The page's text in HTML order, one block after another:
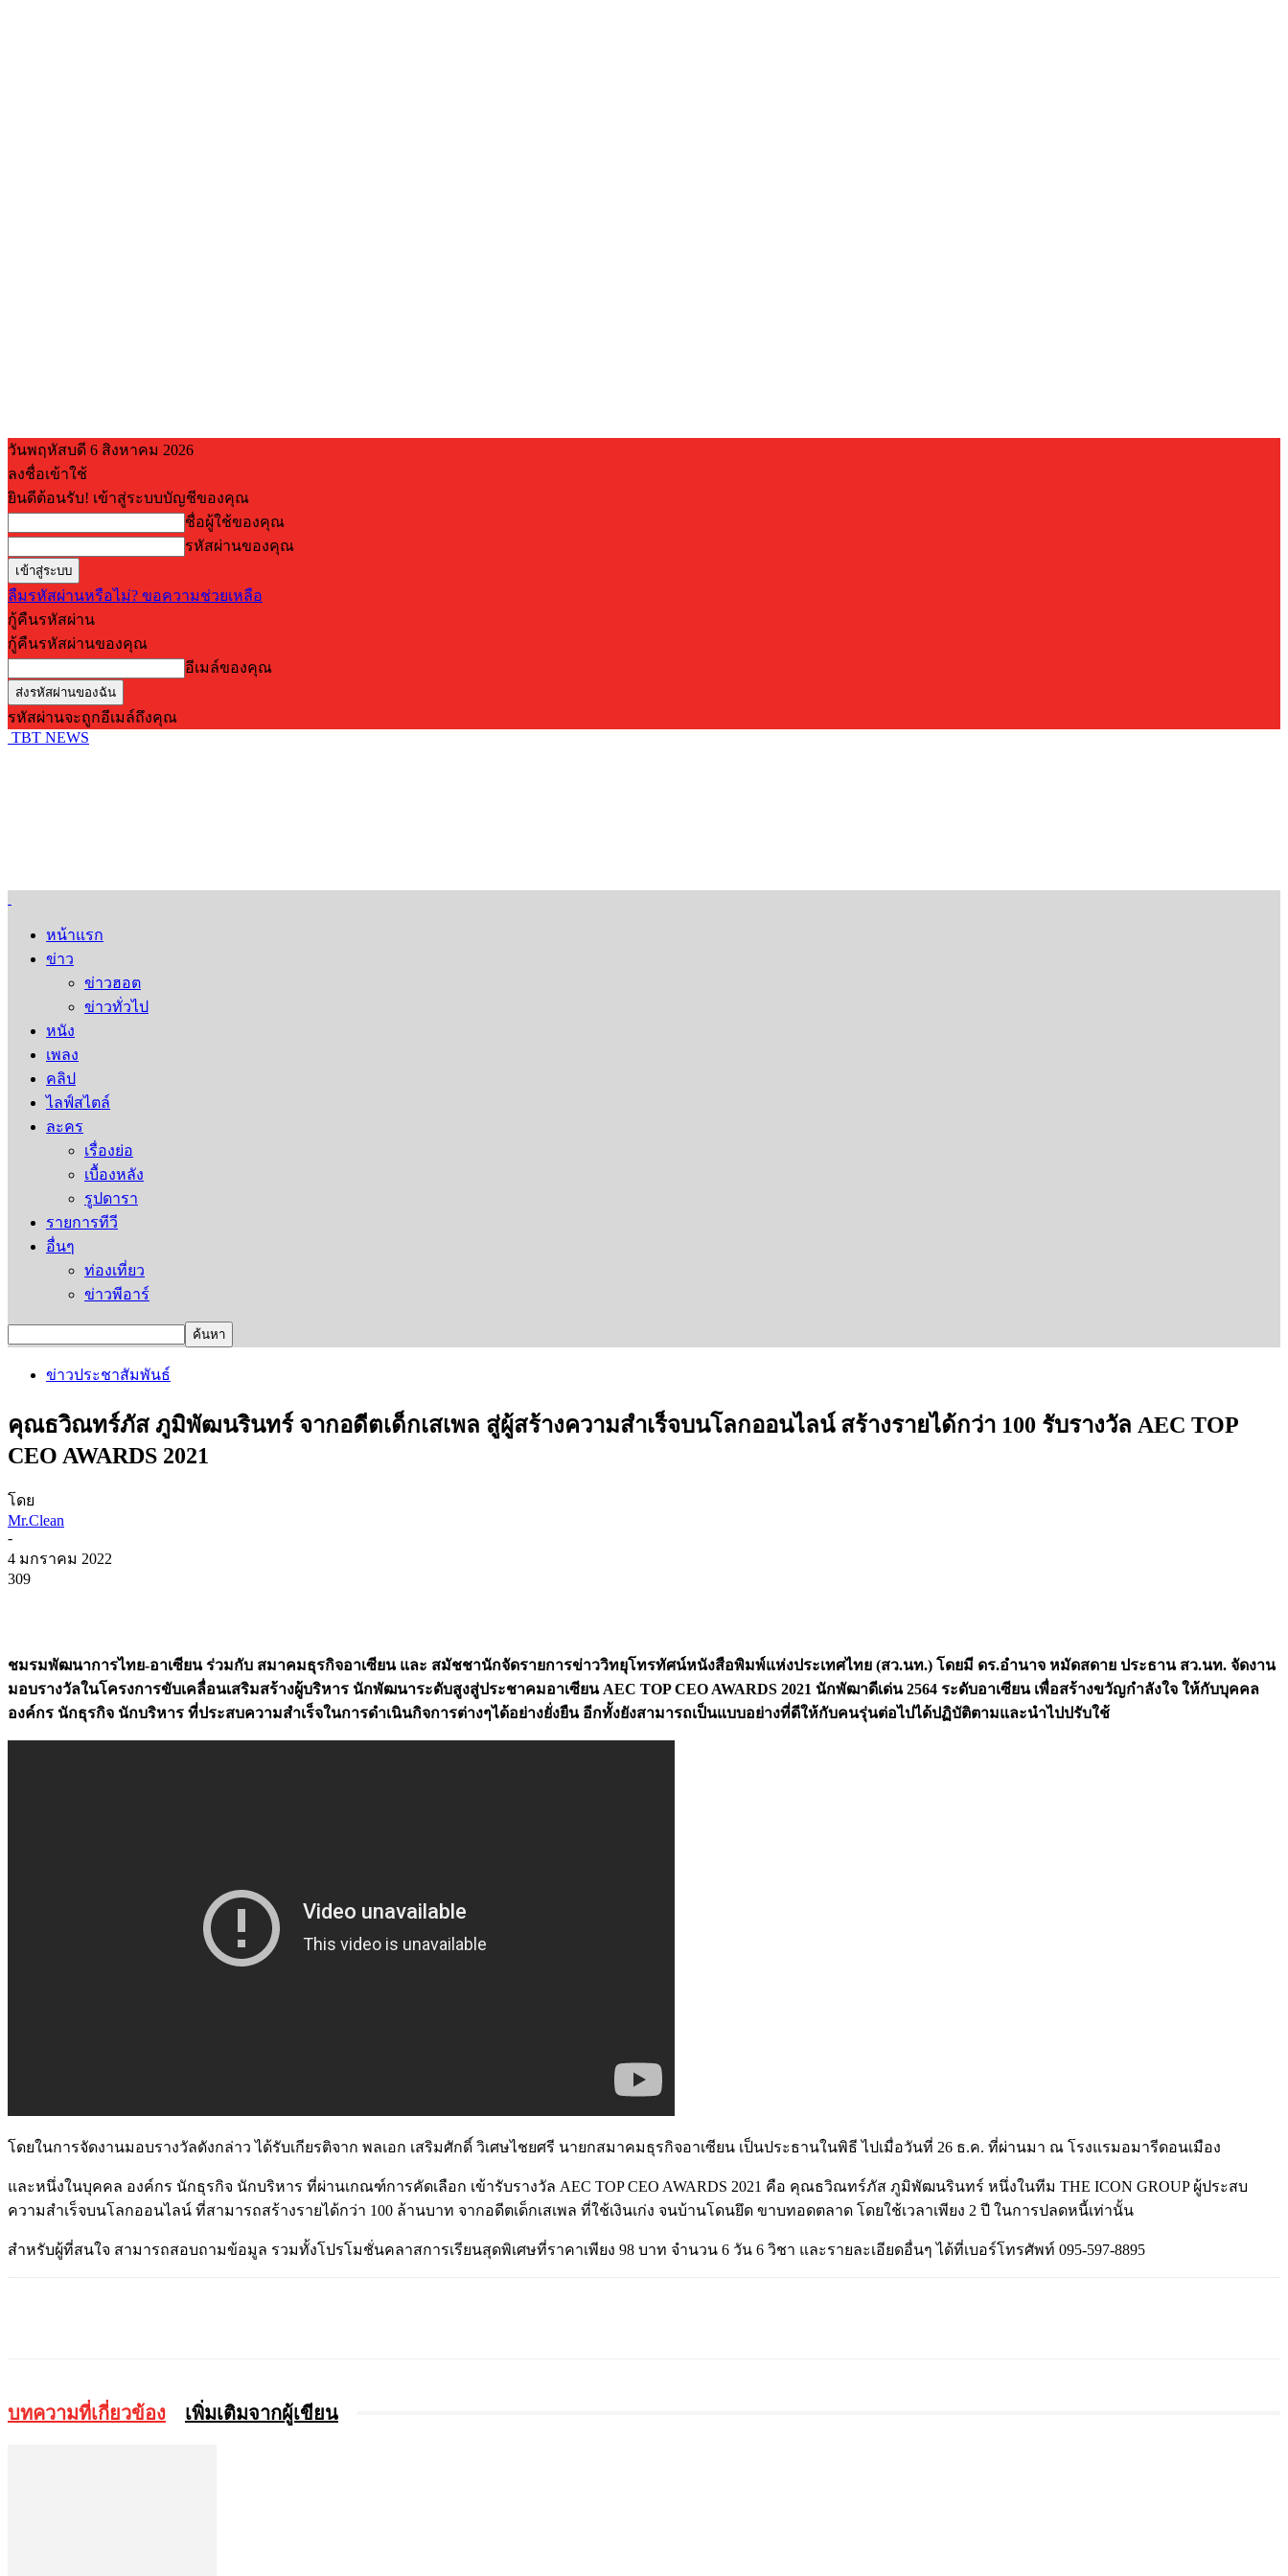
วันพฤหัสบดี 6 สิงหาคม 2026
ลงชื่อเข้าใช้
ยินดีต้อนรับ! เข้าสู่ระบบบัญชีของคุณ
ชื่อผู้ใช้ของคุณ
รหัสผ่านของคุณ
ลืมรหัสผ่านหรือไม่? ขอความช่วยเหลือ
กู้คืนรหัสผ่าน
กู้คืนรหัสผ่านของคุณ
อีเมล์ของคุณ
รหัสผ่านจะถูกอีเมล์ถึงคุณ
TBT NEWS
หน้าแรก
ข่าว
ข่าวฮอต
ข่าวทั่วไป
หนัง
เพลง
คลิป
ไลฟ์สไตล์
ละคร
เรื่องย่อ
เบื้องหลัง
รูปดารา
รายการทีวี
อื่นๆ
ท่องเที่ยว
ข่าวพีอาร์
ข่าวประชาสัมพันธ์
คุณธวิณทร์ภัส ภูมิพัฒนรินทร์ จากอดีตเด็กเสเพล สู่ผู้สร้างความสำเร็จบนโลกออนไลน์ สร้างรายได้กว่า 100 รับรางวัล AEC TOP
CEO AWARDS 2021
โดย
Mr.Clean
-
4 มกราคม 2022
309
ชมรมพัฒนาการไทย-อาเซียน ร่วมกับ สมาคมธุรกิจอาเซียน และ สมัชชานักจัดรายการข่าววิทยุโทรทัศน์หนังสือพิมพ์แห่งประเทศไทย (สว.นท.) โดยมี ดร.อำนาจ หมัดสดาย ประธาน สว.นท. จัดงาน
มอบรางวัลในโครงการขับเคลื่อนเสริมสร้างผู้บริหาร นักพัฒนาระดับสูงสู่ประชาคมอาเซียน AEC TOP CEO AWARDS 2021 นักพัฒาดีเด่น 2564 ระดับอาเซียน เพื่อสร้างขวัญกำลังใจ ให้กับบุคคล
องค์กร นักธุรกิจ นักบริหาร ที่ประสบความสำเร็จในการดำเนินกิจการต่างๆได้อย่างยั่งยืน อีกทั้งยังสามารถเป็นแบบอย่างที่ดีให้กับคนรุ่นต่อไปได้ปฏิบัติตามและนำไปปรับใช้
โดยในการจัดงานมอบรางวัลดังกล่าว ได้รับเกียรติจาก พลเอก เสริมศักดิ์ วิเศษไชยศรี นายกสมาคมธุรกิจอาเซียน เป็นประธานในพิธี ไปเมื่อวันที่ 26 ธ.ค. ที่ผ่านมา ณ โรงแรมอมารีดอนเมือง
และหนึ่งในบุคคล องค์กร นักธุรกิจ นักบริหาร ที่ผ่านเกณฑ์การคัดเลือก เข้ารับรางวัล AEC TOP CEO AWARDS 2021 คือ คุณธวิณทร์ภัส ภูมิพัฒนรินทร์ หนึ่งในทีม THE ICON GROUP ผู้ประสบ
ความสำเร็จบนโลกออนไลน์ ที่สามารถสร้างรายได้กว่า 100 ล้านบาท จากอดีตเด็กเสเพล ที่ใช้เงินเก่ง จนบ้านโดนยึด ขาบทอดตลาด โดยใช้เวลาเพียง 2 ปี ในการปลดหนี้เท่านั้น
สำหรับผู้ที่สนใจ สามารถสอบถามข้อมูล รวมทั้งโปรโมชั่นคลาสการเรียนสุดพิเศษที่ราคาเพียง 98 บาท จำนวน 6 วัน 6 วิชา และรายละเอียดอื่นๆ ได้ที่เบอร์โทรศัพท์ 095-597-8895
บทความที่เกี่ยวข้อง เพิ่มเติมจากผู้เขียน